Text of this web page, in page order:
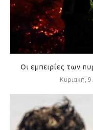
Οι εμπειρίες των
Κυριακή,